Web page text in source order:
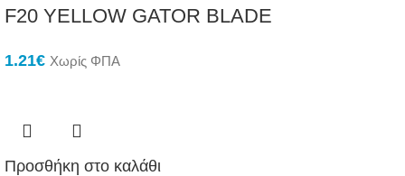
F20 YELLOW GATOR BLADE
1.21€ Χωρίς ΦΠΑ
Προσθήκη στο καλάθι